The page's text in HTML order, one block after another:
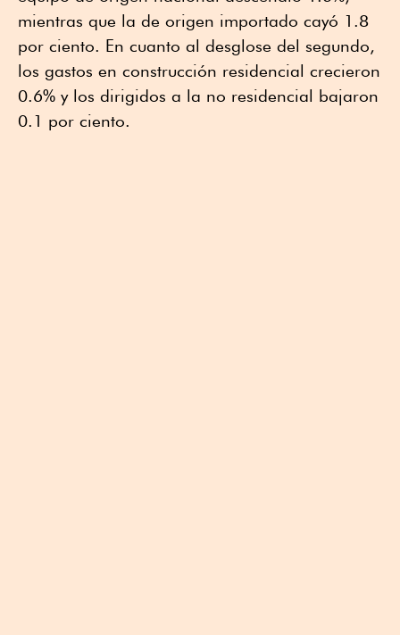
mientras que la de origen importado cayó 1.8
por ciento. En cuanto al desglose del segundo,
los gastos en construcción residencial crecieron
0.6% y los dirigidos a la no residencial bajaron
0.1 por ciento.